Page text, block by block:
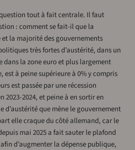
tout à fait centrale. Il faut
: comment se fait-il que la
la majorité des gouvernements
très fortes d’austérité, dans un
dans la zone euro et plus largement
est à peine supérieure à 0% y compris
est passée par une récession
2023-2024, et peine à en sortir en
d’austérité que mène le gouvernement
elle craque du côté allemand, car le
mai 2025 a fait sauter le plafond
afin d’augmenter la dépense publique,